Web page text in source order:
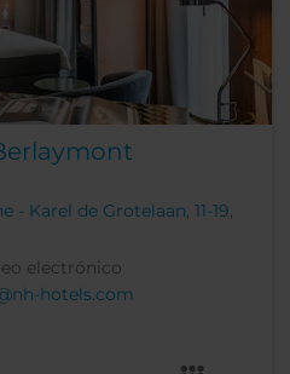
Karel de Grotelaan, 11-19,
electrónico
hotels.com